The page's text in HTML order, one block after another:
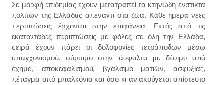
Σε μορφή επιδημίας έχουν μετατραπεί τα κτηνώδη ένστικτα
πολιτών της Ελλάδας απέναντι στα ζώα. Κάθε ημέρα νέες
περιπτώσεις έρχονται στην επιφάνεια. Εκτός από τις
εκατοντάδες περιπτώσεις με φόλες σε όλη την Ελλάδα,
σειρά έχουν πάρει οι δολοφονίες τετράποδων μέσω
απαγχονισμού, σύρσιμο στην άσφαλτο με δέσιμο από
όχημα, αποκεφαλισμού, βγάλσιμο ματιών, ασφυξίας,
πέταγμα από μπαλκόνια και όσο κι αν ακούγεται απίστευτο